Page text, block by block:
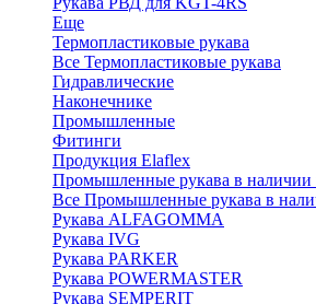
Еще
Термопластиковые рукава
Все Термопластиковые рукава
Гидравлические
Наконечнике
Промышленные
Фитинги
Продукция Elaflex
Промышленные рукава в наличии
Все Промышленные рукава в
Рукава ALFAGOMMA
Рукава IVG
Рукава PARKER
Рукава POWERMASTER
Рукава SEMPERIT